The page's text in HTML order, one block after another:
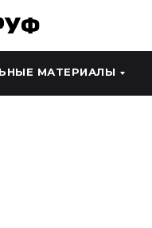
МАТЕРИАЛЫ